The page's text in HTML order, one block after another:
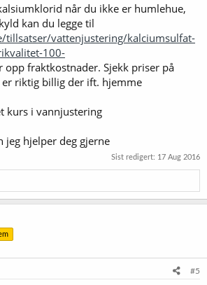
når du ikke er humlehue,
kan du legge til
tillsatser/vattenjustering/kalciumsulfat-
100-
opp fraktkostnader. Sjekk priser på
er riktig billig der ift. hjemme
kurs i vannjustering
jeg hjelper deg gjerne
Sist redigert: 17 Aug 2016
#5